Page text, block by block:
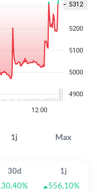
1j Max
30d
1j
30,40% 556,10%